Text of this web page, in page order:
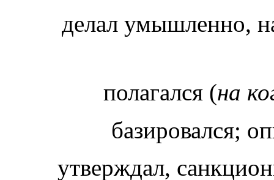
делал умышленно,
полагался (на
базировался;
утверждал,